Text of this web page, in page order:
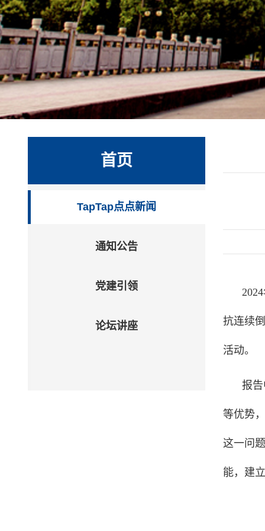
首页
TapTap点点新闻
通知公告
党建引领
论坛讲座
2024
抗连续
活动。
报
等优势
这一问
能，建